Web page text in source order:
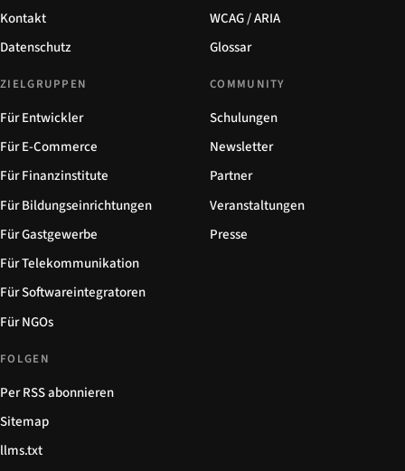
Kontakt
Datenschutz
WCAG / ARIA
Glossar
ZIELGRUPPEN
Für Entwickler
Für E-Commerce
Für Finanzinstitute
Für Bildungseinrichtungen
Für Gastgewerbe
Für Telekommunikation
Für Softwareintegratoren
Für NGOs
COMMUNITY
Schulungen
Newsletter
Partner
Veranstaltungen
Presse
FOLGEN
Per RSS abonnieren
Sitemap
llms.txt